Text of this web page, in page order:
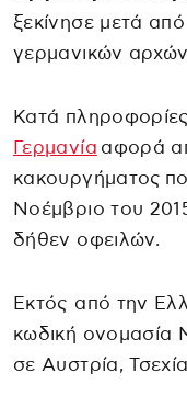
ξεκίνησε μετά
γερμανικών
Κατά
Γερμανία αφορά
κακουργήματος
Νοέμβριο του
δήθεν οφειλών.
Εκτός από την
κωδική ονομασία
σε Αυστρία,